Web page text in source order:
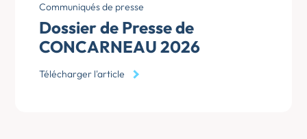
Communiqués de presse
Dossier de Presse de
CONCARNEAU 2026
Télécharger l'article